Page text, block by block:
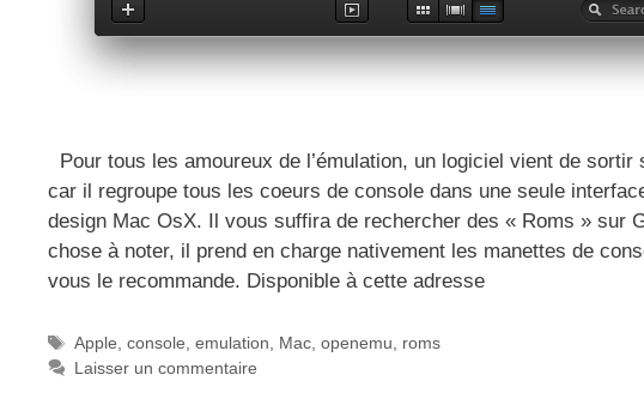
Pour tous les amoureux de l’émulation, un logiciel vient de
car il regroupe tous les coeurs de console dans une seule
design Mac OsX. Il vous suffira de rechercher des « Roms » sur
chose à noter, il prend en charge nativement les manettes de
vous le recommande. Disponible à cette adresse
Étiquettes
Apple, console, emulation, Mac, openemu, roms
Laisser un commentaire